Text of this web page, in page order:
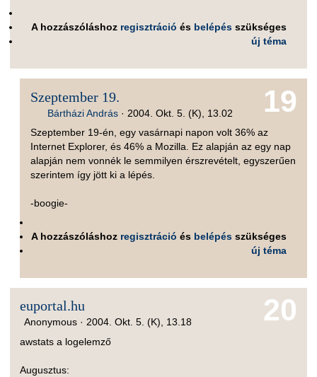
A hozzászóláshoz regisztráció és belépés szükséges
új téma
19
Szeptember 19.
Bártházi András· 2004. Okt. 5. (K), 13.02
Szeptember 19-én, egy vasárnapi napon volt 36% az
Internet Explorer, és 46% a Mozilla. Ez alapján az egy nap
alapján nem vonnék le semmilyen érszrevételt, egyszerűen
szerintem így jött ki a lépés.
-boogie-
A hozzászóláshoz regisztráció és belépés szükséges
új téma
20
euportal.hu
Anonymous ·2004. Okt. 5. (K), 13.18
awstats a logelemző
Augusztus: